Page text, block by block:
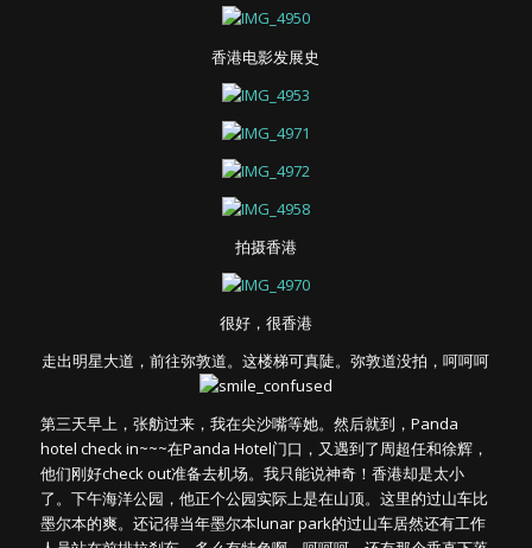
香港电影发展史
拍摄香港
很好，很香港
走出明星大道，前往弥敦道。这楼梯可真陡。弥敦道没拍，呵呵呵
第三天早上，张舫过来，我在尖沙嘴等她。然后就到，Panda
hotel check in~~~在Panda Hotel门口，又遇到了周超任和徐辉，
他们刚好check out准备去机场。我只能说神奇！香港却是太小
了。下午海洋公园，他正个公园实际上是在山顶。这里的过山车比
墨尔本的爽。还记得当年墨尔本lunar park的过山车居然还有工作